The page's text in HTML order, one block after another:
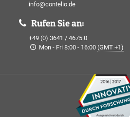
info@contelio.de
Rufen Sie an:
+49 (0) 3641 / 4675 0
Mon - Fri 8:00 - 16:00 (GMT +1)